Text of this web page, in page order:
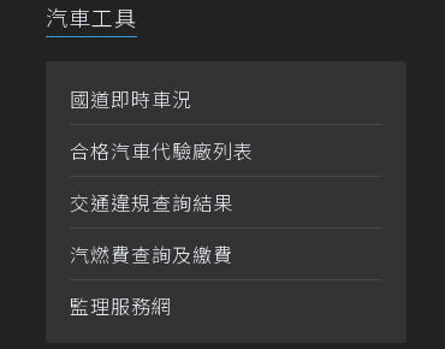
汽車工具
國道即時車況
合格汽車代驗廠列表
交通違規查詢結果
汽燃費查詢及繳費
監理服務網